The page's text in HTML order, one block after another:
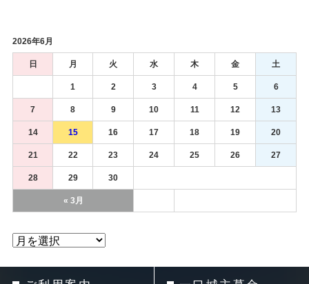
2026年6月
日 月 火 水 木 金 土
« 3月
1 2 3 4 5 6
7 8 9 10 11 12 13
14 15 16 17 18 19 20
21 22 23 24 25 26 27
28 29 30